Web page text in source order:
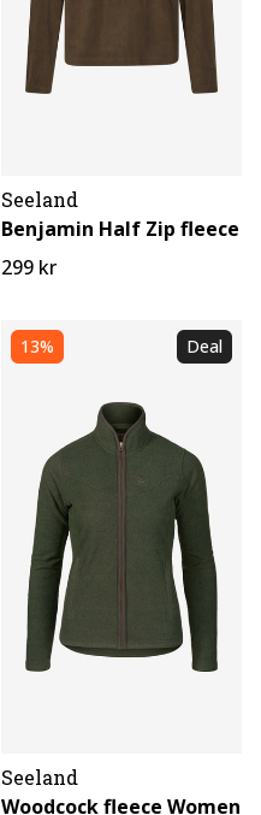
Seeland
Benjamin Half Zip fleece
299 kr
13% Deal
Seeland
Woodcock fleece Women